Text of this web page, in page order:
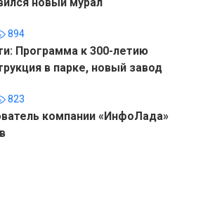
894
Программа к 300-летию
в парке, новый завод
823
компании «ИнфоЛада»